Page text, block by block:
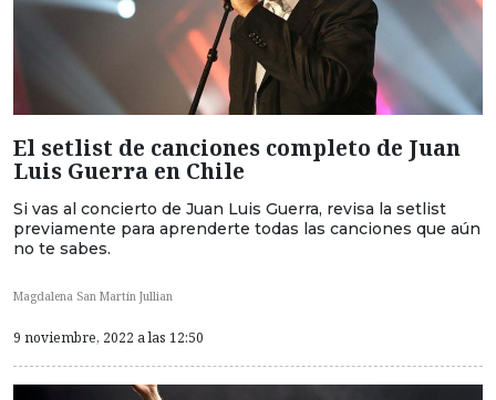
El setlist de canciones completo de Juan
Luis Guerra en Chile
Si vas al concierto de Juan Luis Guerra, revisa la setlist
previamente para aprenderte todas las canciones que aún
no te sabes.
Magdalena San Martín Jullian
9 noviembre, 2022 a las 12:50